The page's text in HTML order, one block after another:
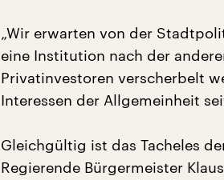
„Wir erwarten von der
eine Institution nach der
Privatinvestoren verscherbelt
Interessen der Allgemeinheit
Gleichgültig ist das Tacheles
Regierende Bürgermeister